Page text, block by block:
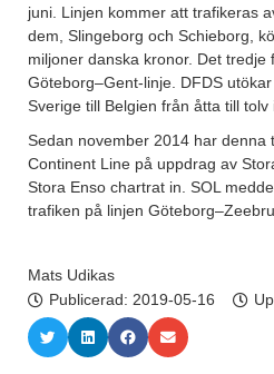
juni. Linjen kommer att trafikeras
dem, Slingeborg och Schieborg,
miljoner danska kronor. Det tredje
Göteborg–Gent-linje. DFDS
Sverige till Belgien från åtta till tolv
Sedan november 2014 har denna
Continent Line på uppdrag av
Stora Enso chartrat in. SOL
trafiken på linjen
Mats Udikas
Publicerad: 2019-05-16